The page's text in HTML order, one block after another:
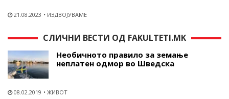
21.08.2023 ИЗДВОЈУВАМЕ
СЛИЧНИ ВЕСТИ ОД FAKULTETI.MK
Необичното правило за земање
неплатен одмор во Шведска
08.02.2019 ЖИВОТ